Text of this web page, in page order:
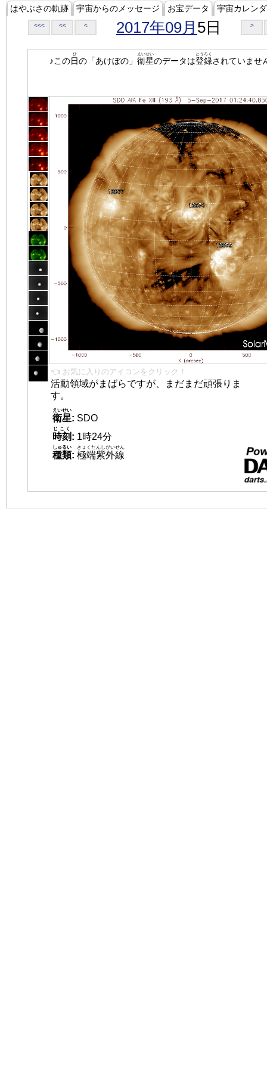
はやぶさの軌跡 宇宙からのメッセージ お宝データ 宇宙カレン
<<< << < 2017年09月 5日 >
♪この日
ひ
の「あけぼの」 衛星
えいせい
のデータは登録
とうろく
されていませ
👈 お気に入りのアイコンをクリック！
活動領域がまばらですが、まだまだ頑張りま
す。
衛星
えいせい
: SDO
時刻
じこく
: 1時24分
種類
しゅるい
: 極端紫外線
きょくたんしがいせん